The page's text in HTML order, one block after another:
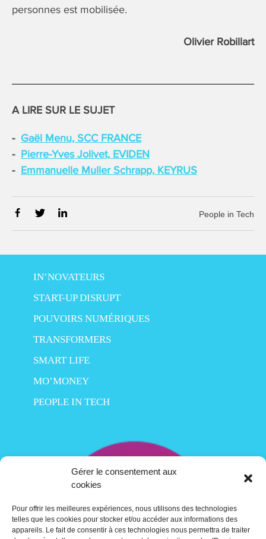
Gérer le consentement aux
cookies
Pour offrir les meilleures expériences, nous utilisons des technologies
telles que les cookies pour stocker et/ou accéder aux informations des
appareils. Le fait de consentir à ces technologies nous permettra de traiter
personnes est mobilisée.
Olivier Robillart
A LIRE SUR LE SUJET
Gaël Menu, SCC FRANCE
Pierre-Yves Jolivet, EVIDEN
Emmanuelle Muller Schrapp, KEYRUS
People in Tech
IN’NOVATEURS
START-UP DISRUPT
POUVOIRS NUMÉRIQUES
TRANSFORMERS
SMART LIFE
MO’MONEY
PEOPLE IN TECH